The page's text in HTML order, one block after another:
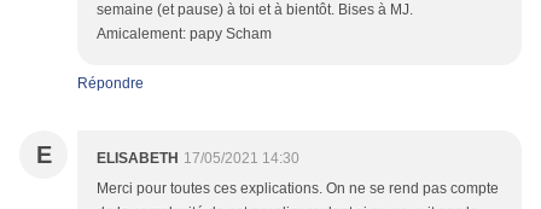
semaine (et pause) à toi et à bientôt. Bises à MJ.
Amicalement: papy Scham
Répondre
E ELISABETH 17/05/2021 14:30
Merci pour toutes ces explications. On ne se rend pas compte